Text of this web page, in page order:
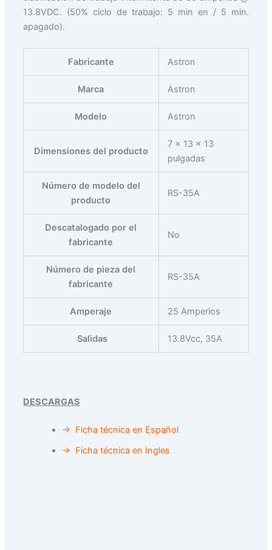
13.8VDC. (50% ciclo de trabajo: 5 min en / 5 min.
apagado).
Fabricante ‎Astron
Marca ‎Astron
Modelo ‎Astron
Dimensiones del producto
‎7 x 13 x 13
pulgadas
Número de modelo del
producto
‎RS-35A
Descatalogado por el
fabricante
‎No
Número de pieza del
fabricante
‎RS-35A
Amperaje ‎25 Amperios
Salidas ‎13.8Vcc, 35A
DESCARGAS
→ Ficha técnica en Español
→ Ficha técnica en Ingles